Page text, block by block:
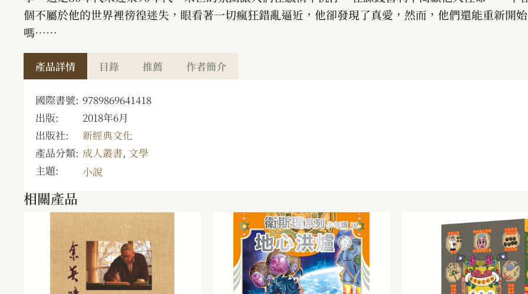
個不屬於他的世界裡徬徨迷失，眼看著一切瘋狂錯亂逼近，他卻發現了真愛，然而，他們還能重新開始
嗎……
產品詳情 目錄 推薦 作者簡介
國際書號: 9789869641418
出版:
2018年6月
出版社:
新經典文化
產品分類: 成人叢書, 文學
主題:
小說
相關產品